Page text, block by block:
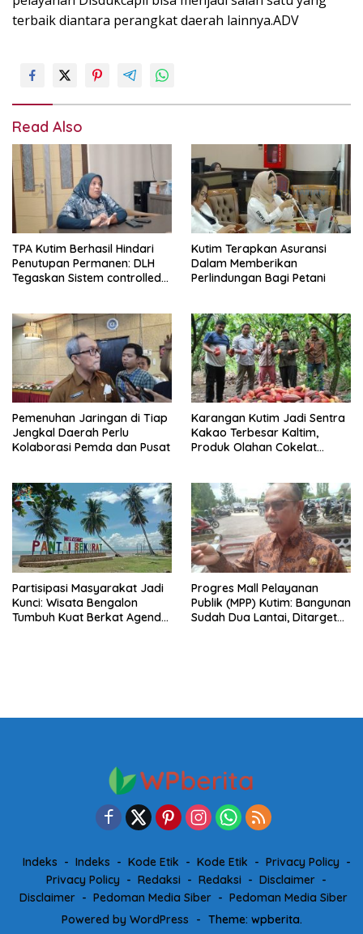
terbaik diantara perangkat daerah lainnya.ADV
Read Also
TPA Kutim Berhasil Hindari
Penutupan Permanen: DLH
Tegaskan Sistem controlled
Kutim Terapkan Asuransi
Dalam Memberikan
Perlindungan Bagi Petani
Pemenuhan Jaringan di Tiap
Jengkal Daerah Perlu
Kolaborasi Pemda dan Pusat
Karangan Kutim Jadi Sentra
Kakao Terbesar Kaltim,
Produk Olahan Cokelat
Partisipasi Masyarakat Jadi
Kunci: Wisata Bengalon
Tumbuh Kuat Berkat Agenda
Progres Mall Pelayanan
Publik (MPP) Kutim: Bangunan
Sudah Dua Lantai, Ditarget
Indeks Indeks Kode Etik Kode Etik
Privacy Policy
Privacy Policy
Redaksi Redaksi
Disclaimer
Disclaimer
Pedoman Media Siber
Pedoman Media Siber
Powered by WordPress
- Theme: wpberita.